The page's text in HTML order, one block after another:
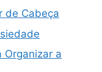
de Cabeça
Organizar a